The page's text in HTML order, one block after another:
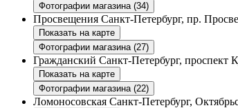
Фотографии магазина (34)
Просвещения Санкт-Петербург, пр.
Показать на карте
Фотографии магазина (27)
Гражданский Санкт-Петербург, проспект
Показать на карте
Фотографии магазина (22)
Ломоносовская Санкт-Петербург,